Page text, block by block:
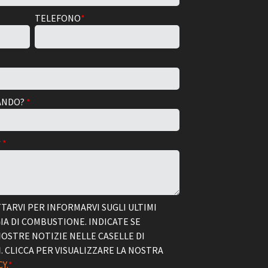
TELEFONO*
*
*
PER INFORMARVI SUGLI ULTIMI
DI COMBUSTIONE. INDICATE SE
NOTIZIE NELLE CASELLE DI
PER VISUALIZZARE LA NOSTRA
*